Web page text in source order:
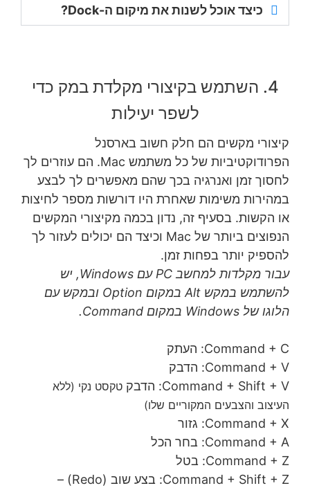
כיצד אוכל לשנות את מיקום ה-Dock?
4. השתמש בקיצורי מקלדת במק כדי
לשפר יעילות
קיצורי מקשים הם חלק חשוב בארסנל
הפרודוקטיביות של כל משתמש Mac. הם עוזרים לך
לחסוך זמן ואנרגיה בכך שהם מאפשרים לך לבצע
במהירות משימות שאחרת היו דורשות מספר לחיצות
או הקשות. בסעיף זה, נדון בכמה מקיצורי המקשים
הנפוצים ביותר של Mac וכיצד הם יכולים לעזור לך
להספיק יותר בפחות זמן.
עבור מקלדות למחשב PC עם Windows, יש
להשתמש במקש Alt במקום Option ובמקש עם
הלוגו של Windows במקום Command.
Command + C: העתק
Command + V: הדבק
Command + Shift + V: הדבק
טקסט נקי (ללא
העיצוב והצבעים המקוריים שלו)
Command + X: גזור
Command + A: בחר הכל
Command + Z: בטל
Command + Shift + Z: בצע שוב (Redo) –